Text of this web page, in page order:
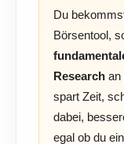
Du
Börsentool,
Research an
spart Zeit,
dabei,
egal ob du